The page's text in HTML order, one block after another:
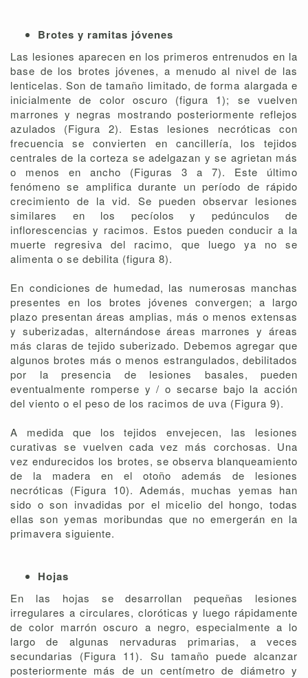
Brotes y ramitas jóvenes
Las lesiones aparecen en los primeros entrenudos en la
base de los brotes jóvenes, a menudo al nivel de las
lenticelas. Son de tamaño limitado, de forma alargada e
inicialmente de color oscuro (figura 1); se vuelven
marrones y negras mostrando posteriormente reflejos
azulados (Figura 2). Estas lesiones necróticas con
frecuencia se convierten en cancillería, los tejidos
centrales de la corteza se adelgazan y se agrietan más
o menos en ancho (Figuras 3 a 7). Este último
fenómeno se amplifica durante un período de rápido
crecimiento de la vid. Se pueden observar lesiones
similares en los pecíolos y pedúnculos de
inflorescencias y racimos. Estos pueden conducir a la
muerte regresiva del racimo, que luego ya no se
alimenta o se debilita (figura 8).
En condiciones de humedad, las numerosas manchas
presentes en los brotes jóvenes convergen; a largo
plazo presentan áreas amplias, más o menos extensas
y suberizadas, alternándose áreas marrones y áreas
más claras de tejido suberizado. Debemos agregar que
algunos brotes más o menos estrangulados, debilitados
por la presencia de lesiones basales, pueden
eventualmente romperse y / o secarse bajo la acción
del viento o el peso de los racimos de uva (Figura 9).
A medida que los tejidos envejecen, las lesiones
curativas se vuelven cada vez más corchosas. Una
vez endurecidos los brotes, se observa blanqueamiento
de la madera en el otoño además de lesiones
necróticas (Figura 10). Además, muchas yemas han
sido o son invadidas por el micelio del hongo, todas
ellas son yemas moribundas que no emergerán en la
primavera siguiente.
Hojas
En las hojas se desarrollan pequeñas lesiones
irregulares a circulares, cloróticas y luego rápidamente
de color marrón oscuro a negro, especialmente a lo
largo de algunas nervaduras primarias, a veces
secundarias (Figura 11). Su tamaño puede alcanzar
posteriormente más de un centímetro de diámetro y